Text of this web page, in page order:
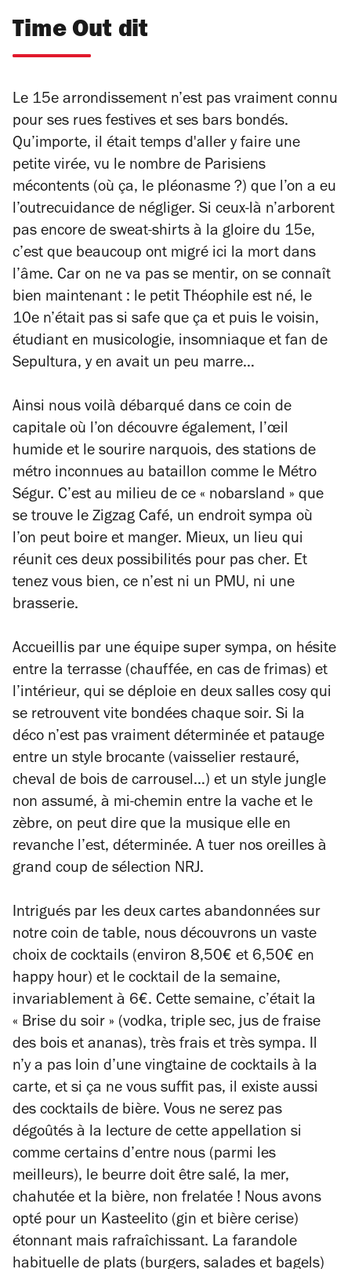
Time Out dit
Le 15e arrondissement n’est pas vraiment connu
pour ses rues festives et ses bars bondés.
Qu’importe, il était temps d'aller y faire une
petite virée, vu le nombre de Parisiens
mécontents (où ça, le pléonasme ?) que l’on a eu
l’outrecuidance de négliger. Si ceux-là n’arborent
pas encore de sweat-shirts à la gloire du 15e,
c’est que beaucoup ont migré ici la mort dans
l’âme. Car on ne va pas se mentir, on se connaît
bien maintenant : le petit Théophile est né, le
10e n’était pas si safe que ça et puis le voisin,
étudiant en musicologie, insomniaque et fan de
Sepultura, y en avait un peu marre…
Ainsi nous voilà débarqué dans ce coin de
capitale où l’on découvre également, l’œil
humide et le sourire narquois, des stations de
métro inconnues au bataillon comme le Métro
Ségur. C’est au milieu de ce « nobarsland » que
se trouve le Zigzag Café, un endroit sympa où
l’on peut boire et manger. Mieux, un lieu qui
réunit ces deux possibilités pour pas cher. Et
tenez vous bien, ce n’est ni un PMU, ni une
brasserie.
Accueillis par une équipe super sympa, on hésite
entre la terrasse (chauffée, en cas de frimas) et
l’intérieur, qui se déploie en deux salles cosy qui
se retrouvent vite bondées chaque soir. Si la
déco n’est pas vraiment déterminée et patauge
entre un style brocante (vaisselier restauré,
cheval de bois de carrousel…) et un style jungle
non assumé, à mi-chemin entre la vache et le
zèbre, on peut dire que la musique elle en
revanche l’est, déterminée. A tuer nos oreilles à
grand coup de sélection NRJ.
Intrigués par les deux cartes abandonnées sur
notre coin de table, nous découvrons un vaste
choix de cocktails (environ 8,50€ et 6,50€ en
happy hour) et le cocktail de la semaine,
invariablement à 6€. Cette semaine, c’était la
« Brise du soir » (vodka, triple sec, jus de fraise
des bois et ananas), très frais et très sympa. Il
n’y a pas loin d’une vingtaine de cocktails à la
carte, et si ça ne vous suffit pas, il existe aussi
des cocktails de bière. Vous ne serez pas
dégoûtés à la lecture de cette appellation si
comme certains d’entre nous (parmi les
meilleurs), le beurre doit être salé, la mer,
chahutée et la bière, non frelatée ! Nous avons
opté pour un Kasteelito (gin et bière cerise)
étonnant mais rafraîchissant. La farandole
habituelle de plats (burgers, salades et bagels)